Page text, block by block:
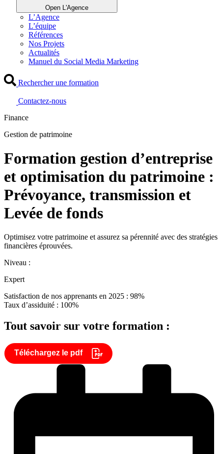
Open L'Agence
L’Agence
L’équipe
Références
Nos Projets
Actualités
Manuel du Social Media Marketing
Rechercher une formation
Contactez-nous
Finance
Gestion de patrimoine
Formation gestion d’entreprise
et optimisation du patrimoine :
Prévoyance, transmission et
Levée de fonds
Optimisez votre patrimoine et assurez sa pérennité avec des stratégies
financières éprouvées.
Niveau :
Expert
Satisfaction de nos apprenants en 2025 : 98%
Taux d’assiduité : 100%
Tout savoir sur votre formation :
Téléchargez le pdf